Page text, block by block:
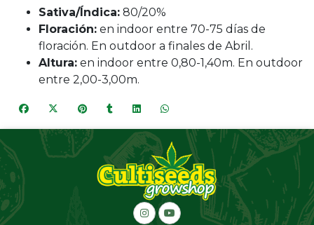
Sativa/Índica: 80/20%
Floración: en indoor entre 70-75 días de
floración. En outdoor a finales de Abril.
Altura: en indoor entre 0,80-1,40m. En outdoor
entre 2,00-3,00m.